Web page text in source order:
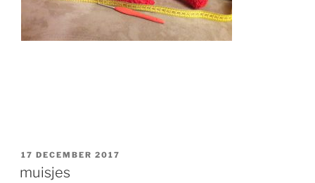
GEPLAATST
17 DECEMBER 2017
muisjes